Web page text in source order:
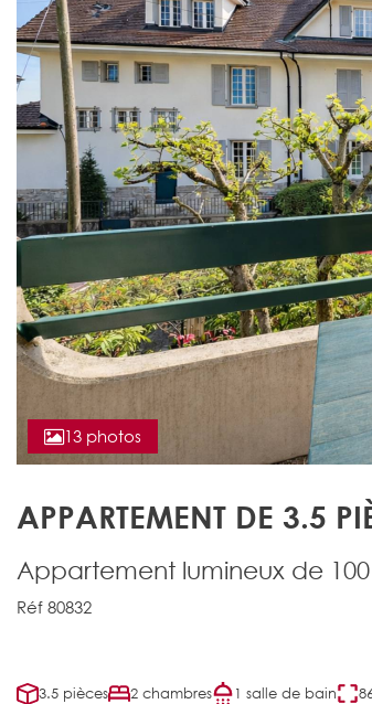
13 photos
APPARTEMENT DE 3.5
Appartement lumineux de
Réf 80832
3.5 pièces 2 chambres 1 salle de bain